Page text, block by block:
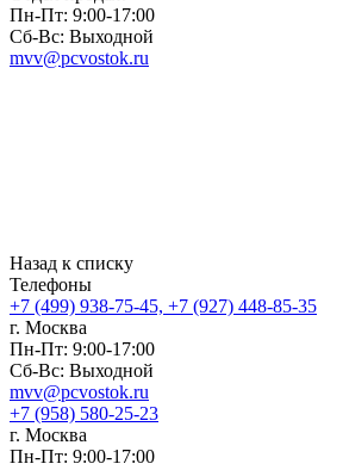
Пн-Пт: 9:00-17:00
Сб-Вс: Выходной
mvv@pcvostok.ru
Назад к списку
Телефоны
+7 (499) 938-75-45, +7 (927) 448-85-35
г. Москва
Пн-Пт: 9:00-17:00
Сб-Вс: Выходной
mvv@pcvostok.ru
+7 (958) 580-25-23
г. Москва
Пн-Пт: 9:00-17:00